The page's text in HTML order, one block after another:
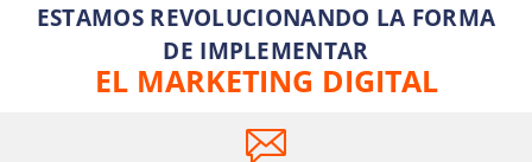
ESTAMOS REVOLUCIONANDO LA FORMA
DE IMPLEMENTAR
EL MARKETING DIGITAL